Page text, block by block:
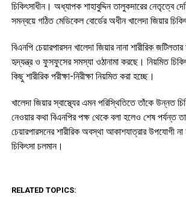
চিকিৎসাধীন। অধ্যাপক শাহাবুদ্দিন তালুকদারের নেতৃত্বে
সমন্বয়ে গঠিত মেডিকেল বোর্ডের অধীন খালেদা জিয়ার
বিএনপি চেয়ারপারসন খালেদা জিয়ার নানা শারীরিক
হৃদ্‌যন্ত্র ও ফুসফুসের সমস্যা ওঠানামা করছে। নিয়মিত
কিছু শারীরিক পরীক্ষা-নিরীক্ষা নিয়মিত করা হচ্ছে।
খালেদা জিয়ার স্বাস্থ্যের এমন পরিস্থিতিতে তাঁকে উন্নত
নেওয়ার কথা বিএনপির পক্ষ থেকে বলা হলেও শেষ পর্যন্ত
চেয়ারপারসনের শারীরিক অবস্থা আকাশযাত্রার উপযোগী
চিকিৎসা চলমান।
RELATED TOPICS: